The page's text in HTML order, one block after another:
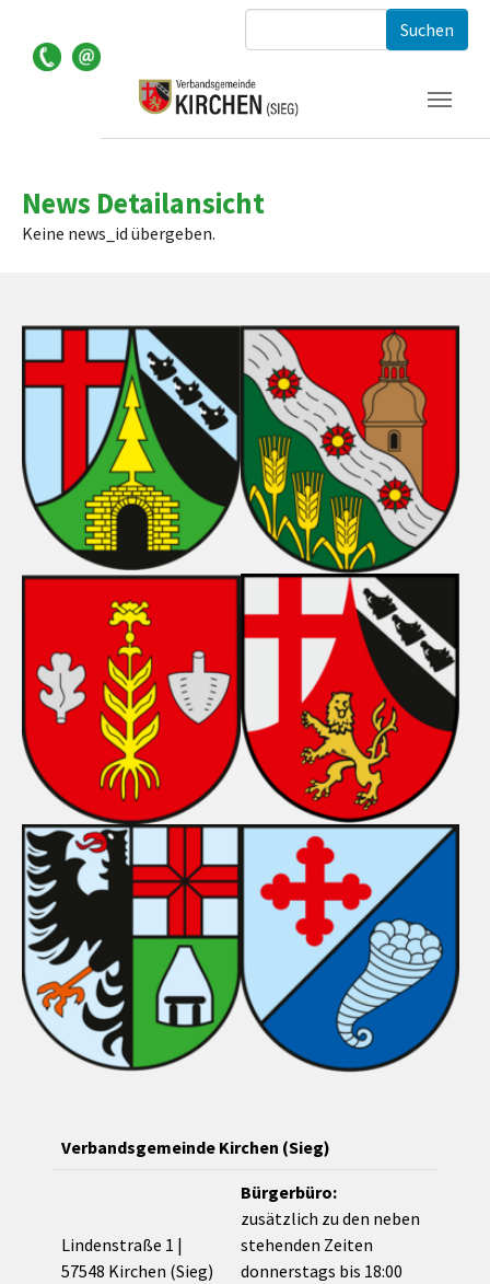
News Detailansicht
Keine news_id übergeben.
Verbandsgemeinde Kirchen (Sieg)
Lindenstraße 1 |
57548 Kirchen (Sieg)
Bürgerbüro:
zusätzlich zu den neben
stehenden Zeiten
donnerstags bis 18:00